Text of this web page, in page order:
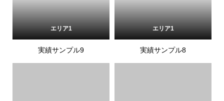
エリア1
実績サンプル9
エリア1
実績サンプル8